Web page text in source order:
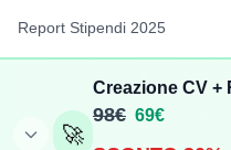
🚀
Creazione CV
98€ 69€
Report Stipendi 2025
FuffAnnuncio